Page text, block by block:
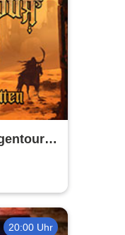
-
20:00 Uhr